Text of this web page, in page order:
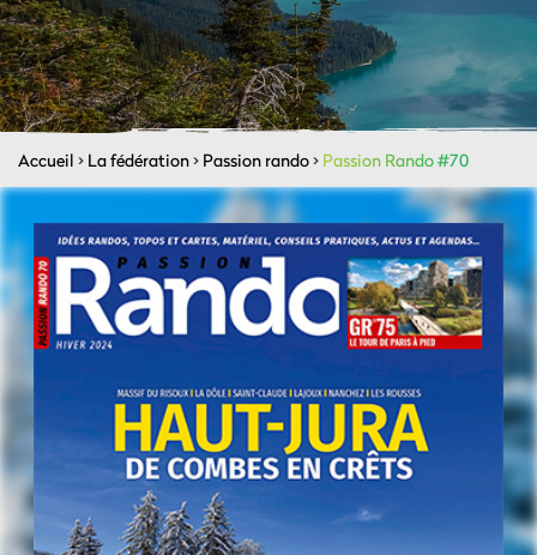
Accueil > La fédération> Passion rando> Passion Rando #70